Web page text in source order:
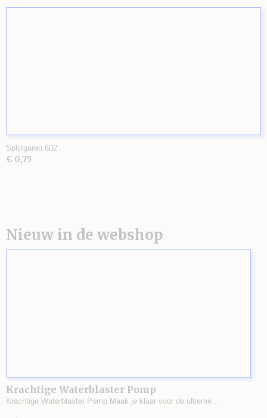
Splijtgaren 602
€ 0,75
Nieuw in de webshop
Krachtige Waterblaster Pomp
Krachtige Waterblaster Pomp Maak je klaar voor de ultieme…